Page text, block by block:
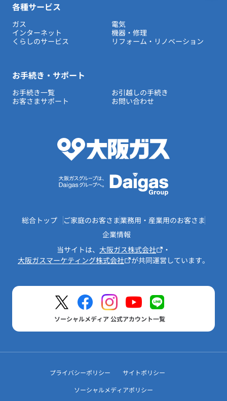
各種サービス
ガス
電気
インターネット
機器・修理
くらしのサービス
リフォーム・リノベーション
お手続き・サポート
お手続き一覧
お引越しの手続き
お客さまサポート
お問い合わせ
総合トップ ご家庭のお客さま業務用・産業用のお客さま
企業情報
当サイトは、 大阪ガス株式会社
・
大阪ガスマーケティング株式会社
が共同運営しています。
ソーシャルメディア 公式アカウント一覧
プライバシーポリシー
サイトポリシー
ソーシャルメディアポリシー